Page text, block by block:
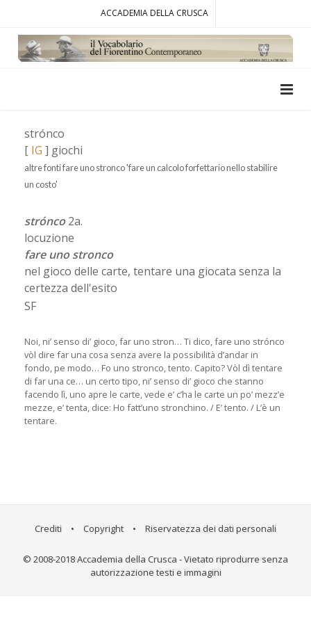
ACCADEMIA DELLA CRUSCA
strónco
[ IG ] giochi
altre fonti fare uno stronco 'fare un calcolo forfettario nello stabilire
un costo'
strónco2a.
locuzione
fare uno stronco
nel gioco delle carte, tentare una giocata senza la
certezza dell'esito
SF
Noi, ni’ senso di’ gioco, far uno stron… Ti dico, fare uno strónco
vòl dire far una cosa senza avere la possibilità d’andar in
fondo, pe modo… Fo uno stronco, tento. Capito? Vòl dì tentare
di far una ce… un certo tipo, ni’ senso di’ gioco che stanno
facendo lì, uno apre le carte, vede e’ c’ha le carte un po’ mezz’e
mezze, e’ tenta, dice: Ho fatt’uno stronchino. / E’ tento. / L’è un
tentare.
Crediti • Copyright • Riservatezza dei dati personali
© 2008-2018 Accademia della Crusca - Vietato riprodurre senza
autorizzazione testi e immagini